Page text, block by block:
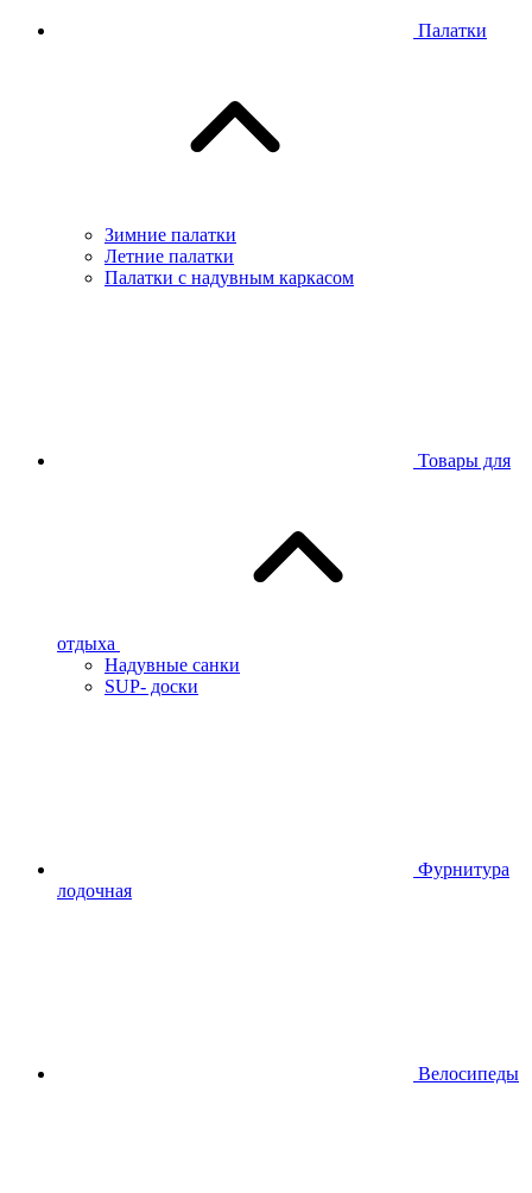
Палатки
Зимние палатки
Летние палатки
Палатки с надувным каркасом
Товары для
отдыха
Надувные санки
SUP- доски
Фурнитура
лодочная
Велосипеды